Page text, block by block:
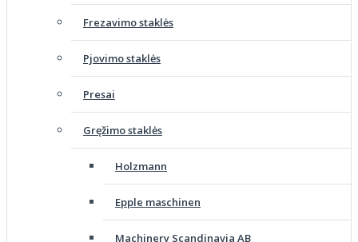
Frezavimo staklės
Pjovimo staklės
Presai
Gręžimo staklės
Holzmann
Epple maschinen
Machinery Scandinavia AB